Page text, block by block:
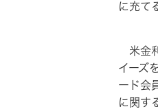
に充て
米金
イーズ
ード会
に関す